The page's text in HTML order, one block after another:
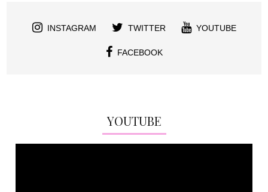
INSTAGRAM TWITTER YOUTUBE
FACEBOOK
YOUTUBE